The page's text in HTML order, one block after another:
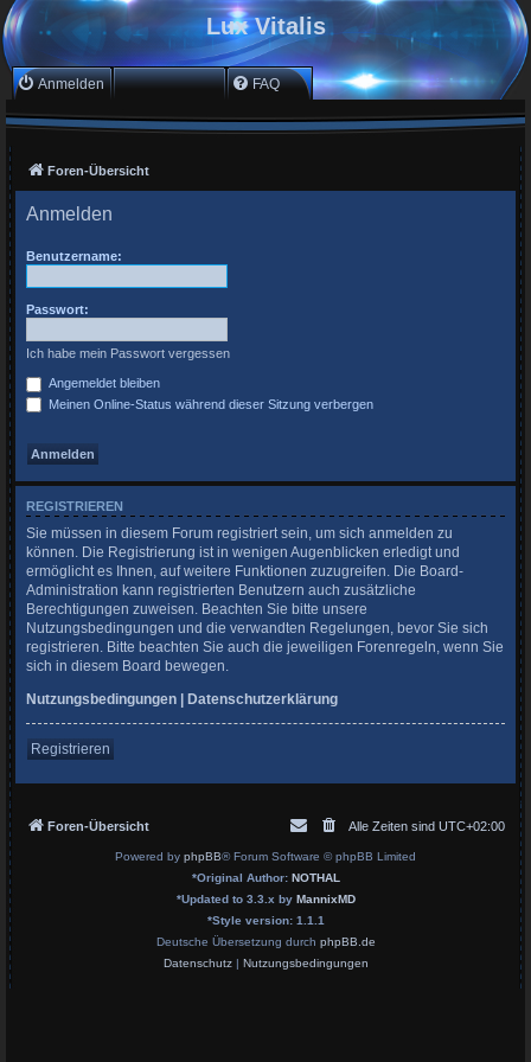
Lux Vitalis
Anmelden Registrieren FAQ
Foren-Übersicht
Anmelden
Benutzername:
Passwort:
Ich habe mein Passwort vergessen
Angemeldet bleiben
Meinen Online-Status während dieser Sitzung verbergen
REGISTRIEREN
Sie müssen in diesem Forum registriert sein, um sich anmelden zu
können. Die Registrierung ist in wenigen Augenblicken erledigt und
ermöglicht es Ihnen, auf weitere Funktionen zuzugreifen. Die Board-
Administration kann registrierten Benutzern auch zusätzliche
Berechtigungen zuweisen. Beachten Sie bitte unsere
Nutzungsbedingungen und die verwandten Regelungen, bevor Sie sich
registrieren. Bitte beachten Sie auch die jeweiligen Forenregeln, wenn Sie
sich in diesem Board bewegen.
Nutzungsbedingungen | Datenschutzerklärung
Registrieren
Foren-Übersicht Alle Zeiten sind UTC+02:00
Powered by phpBB® Forum Software © phpBB Limited
*Original Author: NOTHAL
*Updated to 3.3.x by MannixMD
*Style version: 1.1.1
Deutsche Übersetzung durch phpBB.de
Datenschutz| Nutzungsbedingungen